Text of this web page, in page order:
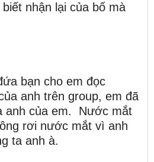
nhận lại của bố mà
bạn cho em đọc
anh trên group, em đã
anh của em. Nước mắt
rơi nước mắt vì anh
ta anh à.